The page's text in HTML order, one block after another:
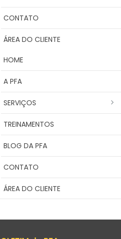
CONTATO
ÁREA DO CLIENTE
HOME
A PFA
SERVIÇOS
TREINAMENTOS
BLOG DA PFA
CONTATO
ÁREA DO CLIENTE